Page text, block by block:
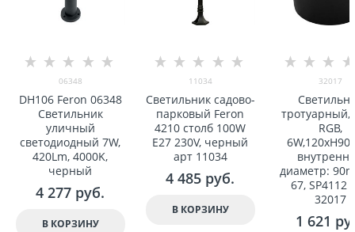
06348
DH106 Feron 06348
Светильник
уличный
светодиодный 7W,
420Lm, 4000K,
черный
4 277 руб.
В КОРЗИНУ
11034
Светильник садово-
парковый Feron
4210 столб 100W
E27 230V, черный
арт 11034
4 485 руб.
В КОРЗИНУ
32017
тротуарный,
RGB,
диаметр:
67, SP4112
32017
1 621